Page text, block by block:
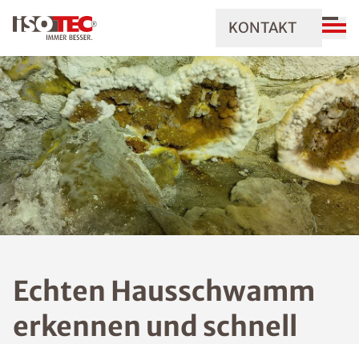
KONTAKT
Echten Hausschwamm
erkennen und schnell